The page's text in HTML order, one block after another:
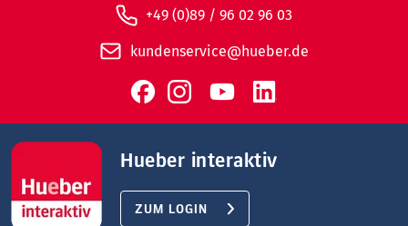
+49 (0)89 / 96 02 96 03
kundenservice@hueber.de
Hueber interaktiv
ZUM LOGIN